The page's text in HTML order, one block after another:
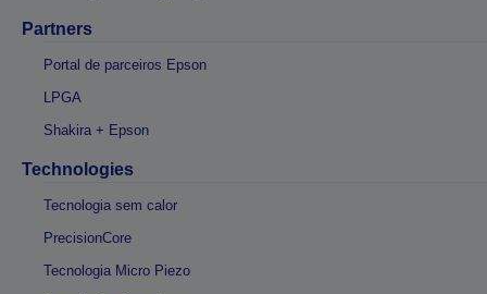
Partners
Portal de parceiros Epson
LPGA
Shakira + Epson
Technologies
Tecnologia sem calor
PrecisionCore
Tecnologia Micro Piezo